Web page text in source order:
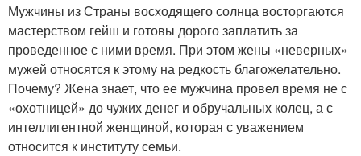
Мужчины из Страны восходящего солнца восторгаются
мастерством гейш и готовы дорого заплатить за
проведенное с ними время. При этом жены «неверных»
мужей относятся к этому на редкость благожелательно.
Почему? Жена знает, что ее мужчина провел время не с
«охотницей» до чужих денег и обручальных колец, а с
интеллигентной женщиной, которая с уважением
относится к институту семьи.